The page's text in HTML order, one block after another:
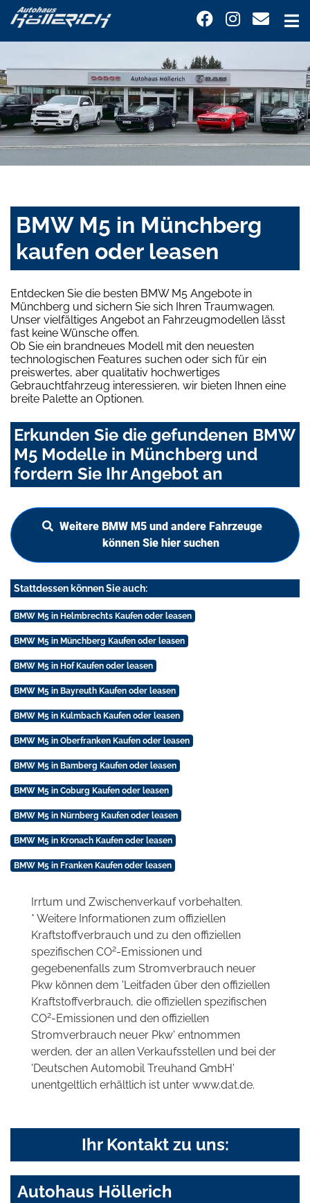
BMW M5 in Münchberg
kaufen oder leasen
Entdecken Sie die besten BMW M5 Angebote in
Münchberg und sichern Sie sich Ihren Traumwagen.
Unser vielfältiges Angebot an Fahrzeugmodellen lässt
fast keine Wünsche offen.
Ob Sie ein brandneues Modell mit den neuesten
technologischen Features suchen oder sich für ein
preiswertes, aber qualitativ hochwertiges
Gebrauchtfahrzeug interessieren, wir bieten Ihnen eine
breite Palette an Optionen.
Erkunden Sie die gefundenen BMW
M5 Modelle in Münchberg und
fordern Sie Ihr Angebot an
Weitere BMW M5 und andere Fahrzeuge
können Sie hier suchen
Stattdessen können Sie auch:
BMW M5 in Helmbrechts Kaufen oder leasen
BMW M5 in Münchberg Kaufen oder leasen
BMW M5 in Hof Kaufen oder leasen
BMW M5 in Bayreuth Kaufen oder leasen
BMW M5 in Kulmbach Kaufen oder leasen
BMW M5 in Oberfranken Kaufen oder leasen
BMW M5 in Bamberg Kaufen oder leasen
BMW M5 in Coburg Kaufen oder leasen
BMW M5 in Nürnberg Kaufen oder leasen
BMW M5 in Kronach Kaufen oder leasen
BMW M5 in Franken Kaufen oder leasen
Irrtum und Zwischenverkauf vorbehalten.
* Weitere Informationen zum offiziellen
Kraftstoffverbrauch und zu den offiziellen
spezifischen CO2-Emissionen und
gegebenenfalls zum Stromverbrauch neuer
Pkw können dem 'Leitfaden über den offiziellen
Kraftstoffverbrauch, die offiziellen spezifischen
CO2-Emissionen und den offiziellen
Stromverbrauch neuer Pkw' entnommen
werden, der an allen Verkaufsstellen und bei der
'Deutschen Automobil Treuhand GmbH'
unentgeltlich erhältlich ist unter www.dat.de.
Ihr Kontakt zu uns:
Autohaus Höllerich